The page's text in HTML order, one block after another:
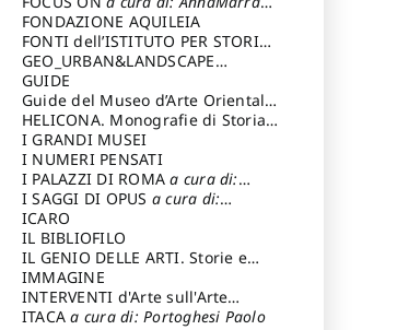
Contemporanea
FONDAZIONE AQUILEIA
FONTI dell’ISTITUTO PER STORIA
DEL RISORGIMENTO
GEO_URBAN&LANDSCAPE
PLANNING (GULP)
Trusiani Elio
GUIDE
Guide del Museo d’Arte Orientale
“Giuseppe Tucci”
HELICONA. Monografie di Storia
dell'Artea cura di: Gallo Marco
I GRANDI MUSEI
I NUMERI PENSATI
I PALAZZI DI ROMAa cura di:
Ippoliti Alessandro
I SAGGI DI OPUS a cura di:
Scalesse Tommaso
ICARO
IL BIBLIOFILO
IL GENIO DELLE ARTI. Storie e
interpretazione
IMMAGINE
INTERVENTI d'Arte sull'Arte
dedicata alla cultura della
ITACAa cura di: Portoghesi Paolo